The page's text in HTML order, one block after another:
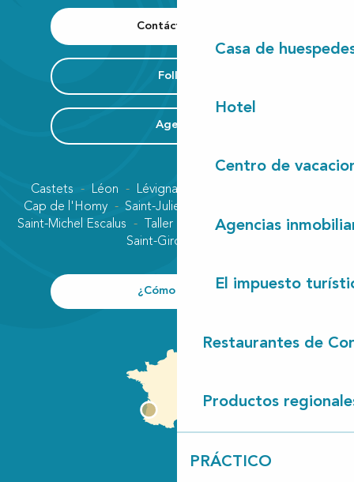
Casa de
Hotel
Centro de
Agencias
El impuesto
Restaurantes de
Productos
PRÁCTICO
Contáctenos
Folleto
Agenda
Castets Léon Lévignacq
Cap de l'Homy
Saint-Julien-en-Born
Saint-Michel Escalus
Taller
Vielle-Saint-Girons
Saint-Girons plage
¿Cómo llegar?